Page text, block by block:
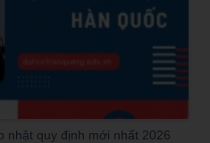
nhật quy định mới nhất 2026